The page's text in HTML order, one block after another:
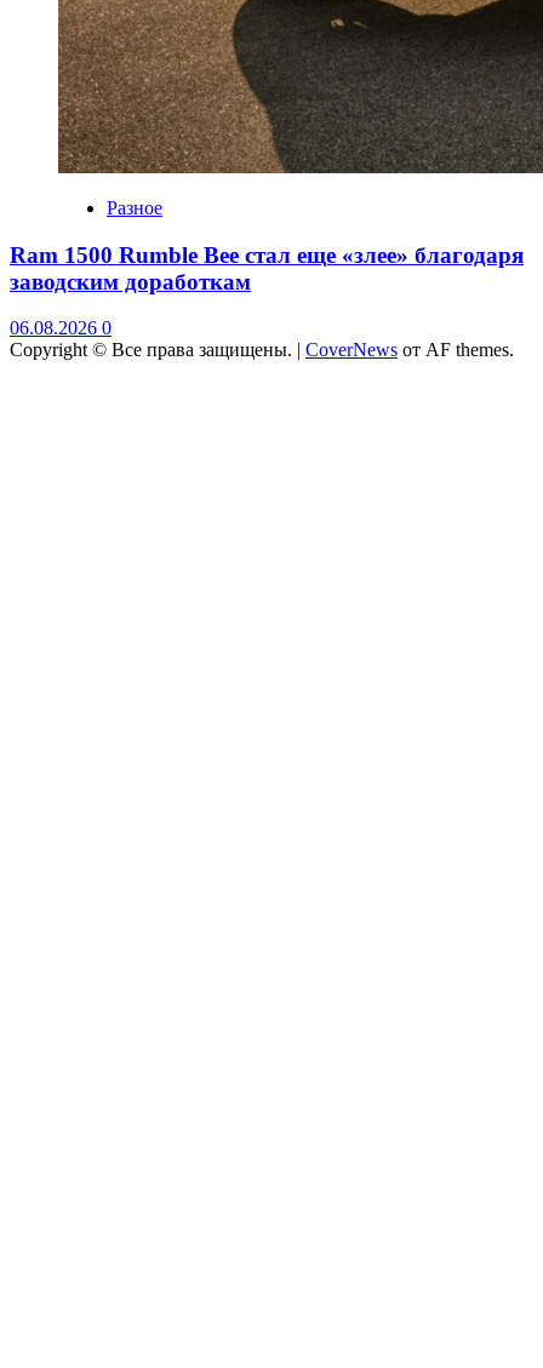
Разное
Ram 1500 Rumble Bee стал еще «злее» благодаря
заводским доработкам
06.08.2026 0
Copyright © Все права защищены. | CoverNews от AF themes.